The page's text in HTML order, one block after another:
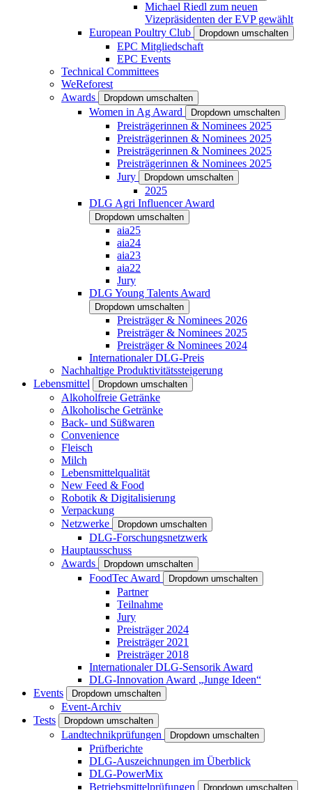
Michael Riedl zum neuen
Vizepräsidenten der EVP gewählt
European Poultry Club
Dropdown umschalten
EPC Mitgliedschaft
EPC Events
Technical Committees
WeReforest
Awards
Dropdown umschalten
Women in Ag Award Dropdown umschalten
Preisträgerinnen & Nominees 2025
Preisträgerinnen & Nominees 2025
Preisträgerinnen & Nominees 2025
Preisträgerinnen & Nominees 2025
Jury
Dropdown umschalten
2025
DLG Agri Influencer Award
Dropdown umschalten
aia25
aia24
aia23
aia22
Jury
DLG Young Talents Award
Dropdown umschalten
Preisträger & Nominees 2026
Preisträger & Nominees 2025
Preisträger & Nominees 2024
Internationaler DLG-Preis
Nachhaltige Produktivitätssteigerung
Lebensmittel
Dropdown umschalten
Alkoholfreie Getränke
Alkoholische Getränke
Back- und Süßwaren
Convenience
Fleisch
Milch
Lebensmittelqualität
New Feed & Food
Robotik & Digitalisierung
Verpackung
Netzwerke
Dropdown umschalten
DLG-Forschungsnetzwerk
Hauptausschuss
Awards
Dropdown umschalten
FoodTec Award Dropdown umschalten
Partner
Teilnahme
Jury
Preisträger 2024
Preisträger 2021
Preisträger 2018
Internationaler DLG-Sensorik Award
DLG-Innovation Award „Junge Ideen“
Events
Dropdown umschalten
Event-Archiv
Tests
Dropdown umschalten
Landtechnikprüfungen Dropdown umschalten
Prüfberichte
DLG-Auszeichnungen im Überblick
DLG-PowerMix
Betriebsmittelprüfungen
Dropdown umschalten